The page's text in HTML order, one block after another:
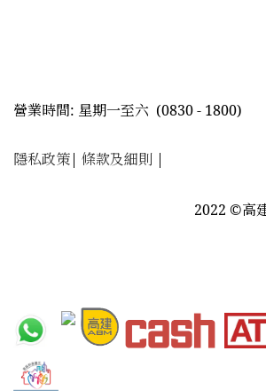
營業時間: 星期一至六 (0830 - 1800)
隱私政策| 條款及細則 |
2022 ©高